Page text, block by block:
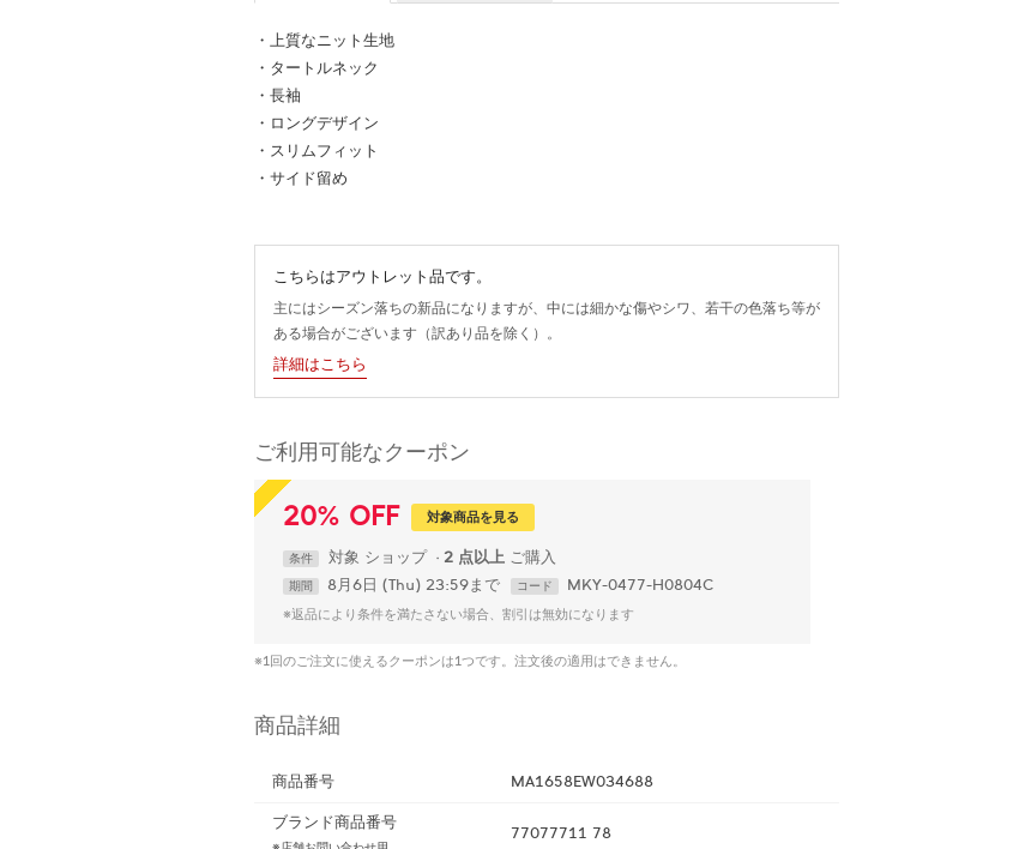
・上質なニット生地
・タートルネック
・長袖
・ロングデザイン
・スリムフィット
・サイド留め
こちらはアウトレット品です。
主にはシーズン落ちの新品になりますが、中には細かな傷やシワ、若干の色落ち等が
ある場合がございます（訳あり品を除く）。
詳細はこちら
ご利用可能なクーポン
20% OFF 対象商品を見る
条件 対象 ショップ 2 点以上
期間 8月6日 (Thu) 23:59まで コード MKY-0477-H0804C
※返品により条件を満たさない場合、割引は無効になります
※1回のご注文に使えるクーポンは1つです。注文後の適用はできません。
商品詳細
商品番号
MA1658EW034688
ブランド商品番号
77077711 78